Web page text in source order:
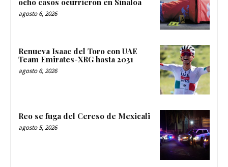
agosto 6, 2026
Renueva Isaac del Toro con UAE
Team Emirates-XRG hasta 2031
agosto 6, 2026
Reo se fuga del Cereso de Mexicali
agosto 5, 2026